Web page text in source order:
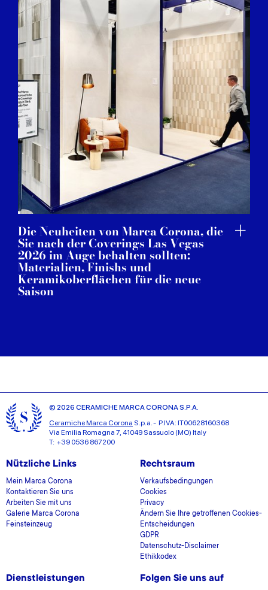
Die Neuheiten von Marca Corona, die
Sie nach der Coverings Las Vegas
2026 im Auge behalten sollten:
Materialien, Finishs und
Keramikoberflächen für die neue
Saison
© 2026 CERAMICHE MARCA CORONA S.P.A.
Ceramiche Marca Corona S.p.a. - P.IVA: IT00628160368
Via Emilia Romagna 7, 41049 Sassuolo (MO) Italy
T: +39 0536 867200
Nützliche Links
Mein Marca Corona
Kontaktieren Sie uns
Arbeiten Sie mit uns
Galerie Marca Corona
Feinsteinzeug
Rechtsraum
Verkaufsbedingungen
Cookies
Privacy
Ändern Sie Ihre getroffenen Cookies-
Entscheidungen
GDPR
Datenschutz-Disclaimer
Ethikkodex
Dienstleistungen Folgen Sie uns auf